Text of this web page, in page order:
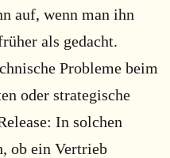
auf, wenn man ihn
als gedacht.
Probleme beim
oder strategische
In solchen
ob ein Vertrieb